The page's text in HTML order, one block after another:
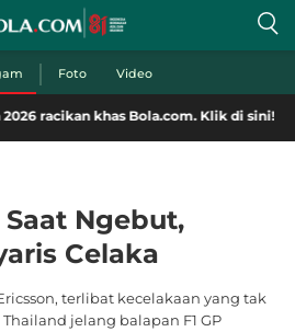
Foto Video
khas Bola.com. Klik di sini!
Ngebut,
Celaka
terlibat kecelakaan yang tak
jelang balapan F1 GP